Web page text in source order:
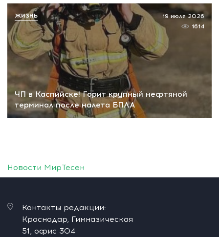
ЧП в Каспийске! Горит крупный нефтяной
терминал после налета БПЛА
19 июля 2026
1614
ЖИЗНЬ
Новости МирТесен
Контакты редакции:
Краснодар, Гимназическая
51, офис 304